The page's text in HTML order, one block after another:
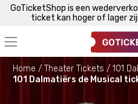
GoTicketShop is een
ticket kan hoger of lager
Home Theater Tickets
101
101 Dalmatiërs de Musical